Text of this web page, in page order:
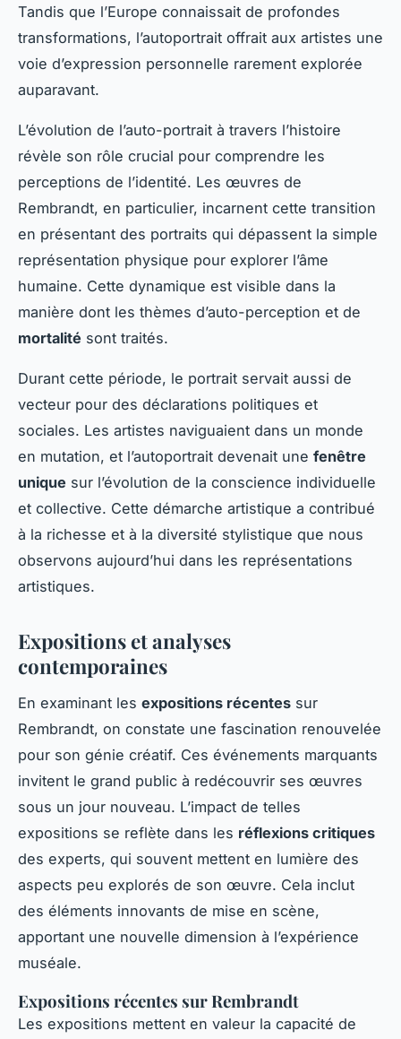
Tandis que l’Europe connaissait de profondes
transformations, l’autoportrait offrait aux artistes une
voie d’expression personnelle rarement explorée
auparavant.
L’évolution de l’auto-portrait à travers l’histoire
révèle son rôle crucial pour comprendre les
perceptions de l’identité. Les œuvres de
Rembrandt, en particulier, incarnent cette transition
en présentant des portraits qui dépassent la simple
représentation physique pour explorer l’âme
humaine. Cette dynamique est visible dans la
manière dont les thèmes d’auto-perception et de
mortalité sont traités.
Durant cette période, le portrait servait aussi de
vecteur pour des déclarations politiques et
sociales. Les artistes naviguaient dans un monde
en mutation, et l’autoportrait devenait une fenêtre
unique sur l’évolution de la conscience individuelle
et collective. Cette démarche artistique a contribué
à la richesse et à la diversité stylistique que nous
observons aujourd’hui dans les représentations
artistiques.
Expositions et analyses
contemporaines
En examinant les expositions récentes sur
Rembrandt, on constate une fascination renouvelée
pour son génie créatif. Ces événements marquants
invitent le grand public à redécouvrir ses œuvres
sous un jour nouveau. L’impact de telles
expositions se reflète dans les réflexions critiques
des experts, qui souvent mettent en lumière des
aspects peu explorés de son œuvre. Cela inclut
des éléments innovants de mise en scène,
apportant une nouvelle dimension à l’expérience
muséale.
Expositions récentes sur Rembrandt
Les expositions mettent en valeur la capacité de